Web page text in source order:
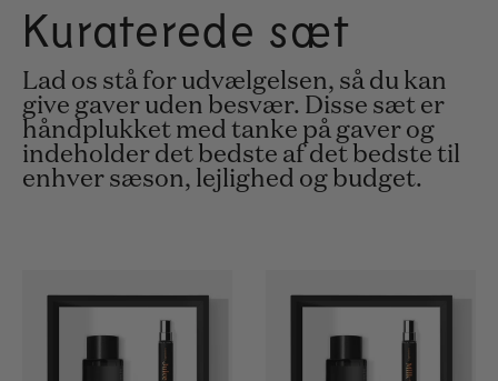
Kuraterede sæt
Lad os stå for udvælgelsen, så du kan
give gaver uden besvær. Disse sæt er
håndplukket med tanke på gaver og
indeholder det bedste af det bedste til
enhver sæson, lejlighed og budget.